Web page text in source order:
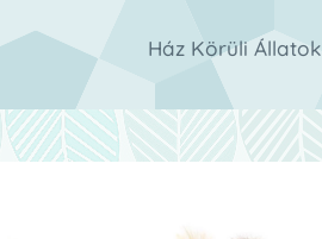
Ház Körüli Állatok